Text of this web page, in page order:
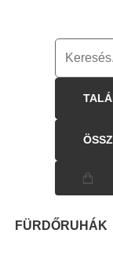
FÜRDŐRUHÁK